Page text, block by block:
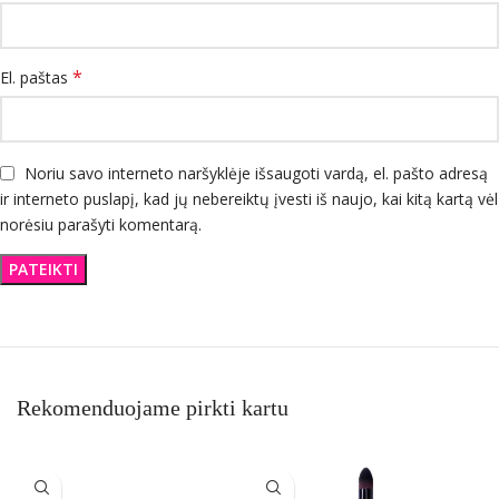
El. paštas *
Noriu savo interneto naršyklėje išsaugoti vardą, el. pašto adresą
ir interneto puslapį, kad jų nebereiktų įvesti iš naujo, kai kitą kartą vėl
norėsiu parašyti komentarą.
Rekomenduojame pirkti kartu